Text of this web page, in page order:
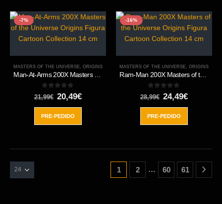
-7%
MASTERS OF THE UNIVERSE ORIGINS
0out of 5
21,99€ El
precio
era:
21,99€.
20,49€El
20,49€.
PRE-PEDIDO
-16%
MASTERS OF THE UNIVERSE ORIGINS
Ram-Man 200X Masters of the Universe Origins Figura Cartoon Collection 14 cm
0out of 5
28,99€ El
precio
era:
28,99€.
24,49€El
24,49€.
PRE-PEDIDO
1 2 … 60 61